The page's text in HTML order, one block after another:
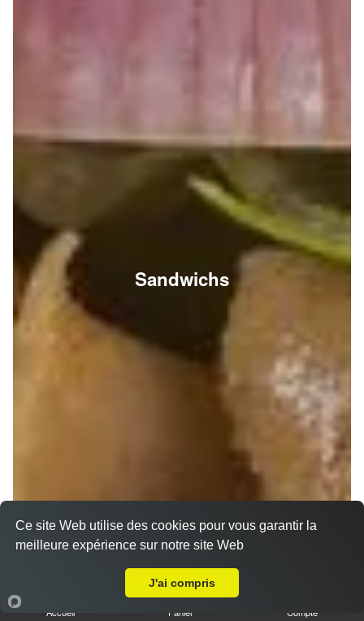
Sandwichs
Accueil Panier Compte
Ce site Web utilise des cookies pour vous garantir la
meilleure expérience sur notre site Web
J'ai compris